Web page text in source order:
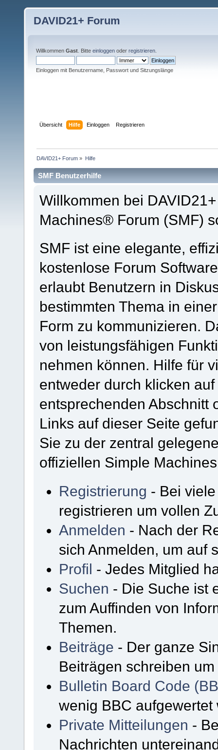
DAVID21+ Forum
Willkommen Gast . Bitte einloggen oder registrieren
Einloggen mit Benutzername, Passwort und Sitzungslänge
Übersicht Hilfe Einloggen Registrieren
DAVID21+ Forum » Hilfe
SMF Benutzerhilfe
Willkommen bei
Machines® Forum (SMF)
SMF ist eine elegante,
kostenlose Forum
erlaubt Benutzern in
bestimmten Thema in
Form zu kommunizieren.
von leistungsfähigen
nehmen können. Hilfe für
entweder durch klicken
entsprechenden Abschnitt
Links auf dieser Seite
Sie zu der zentral
offiziellen Simple
Registrierung - Bei
registrieren um vollen
Anmelden - Nach der
sich Anmelden, um auf
Profil - Jedes Mitglied
Suchen - Die Suche ist
zum Auffinden von
Themen.
Beiträge - Der ganze
Beiträgen schreiben
Bulletin Board Code
wenig BBC aufgewertet
Private Mitteilungen -
Nachrichten